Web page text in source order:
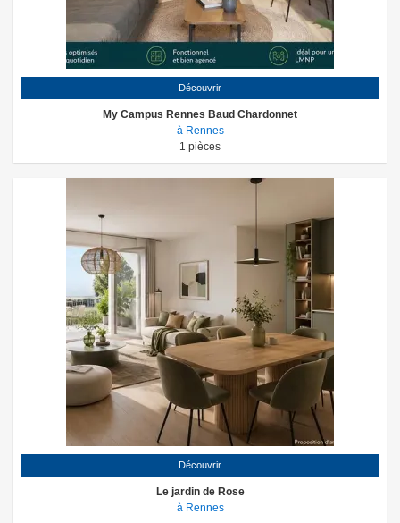
Découvrir
My Campus Rennes Baud Chardonnet
à Rennes
1 pièces
Découvrir
Le jardin de Rose
à Rennes